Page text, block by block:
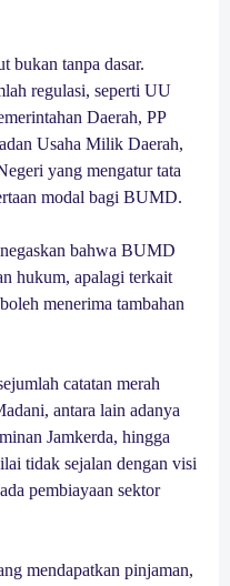
bukan tanpa dasar.
regulasi, seperti UU
Daerah, PP
Usaha Milik Daerah,
yang mengatur tata
modal bagi BUMD.
bahwa BUMD
hukum, apalagi terkait
menerima tambahan
catatan merah
antara lain adanya
Jamkerda, hingga
tidak sejalan dengan visi
pembiayaan sektor
mendapatkan pinjaman,